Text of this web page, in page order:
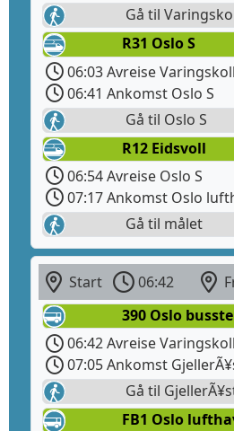
Gå til
R31 Oslo S
06:03 Avreise
06:41 Ankomst Oslo S
Gå til Oslo S
R12 Eidsvoll
06:54 Avreise Oslo S
07:17 Ankomst Oslo
Gå til målet
Start 06:42
390 Oslo
06:42 Avreise
07:05 Ankomst
Gå til
FB1 Oslo